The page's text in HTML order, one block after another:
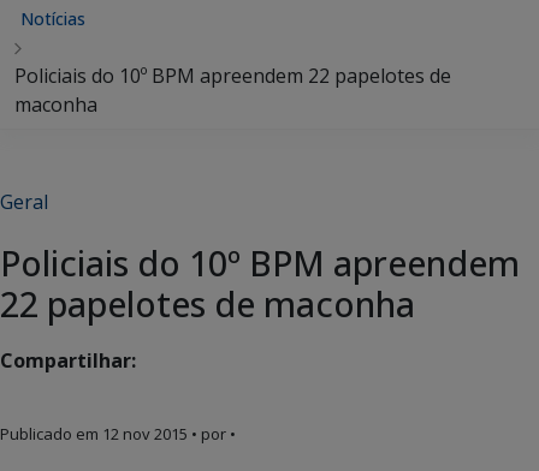
Notícias
Policiais do 10º BPM apreendem 22 papelotes de
maconha
Geral
Policiais do 10º BPM apreendem
22 papelotes de maconha
Compartilhar:
Publicado em 12 nov 2015 • por •